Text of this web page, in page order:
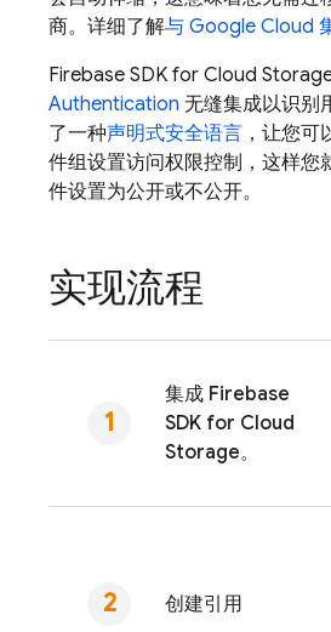
商。详细了解与 Google Cloud
Firebase SDK for Cloud
Authentication 无缝集成以识别
了一种声明式安全语言 ，让您
件组设置访问权限控制，这样您
件设置为公开或不公开。
实现流程
集成 Firebase
SDK for Cloud
Storage。
创建引用